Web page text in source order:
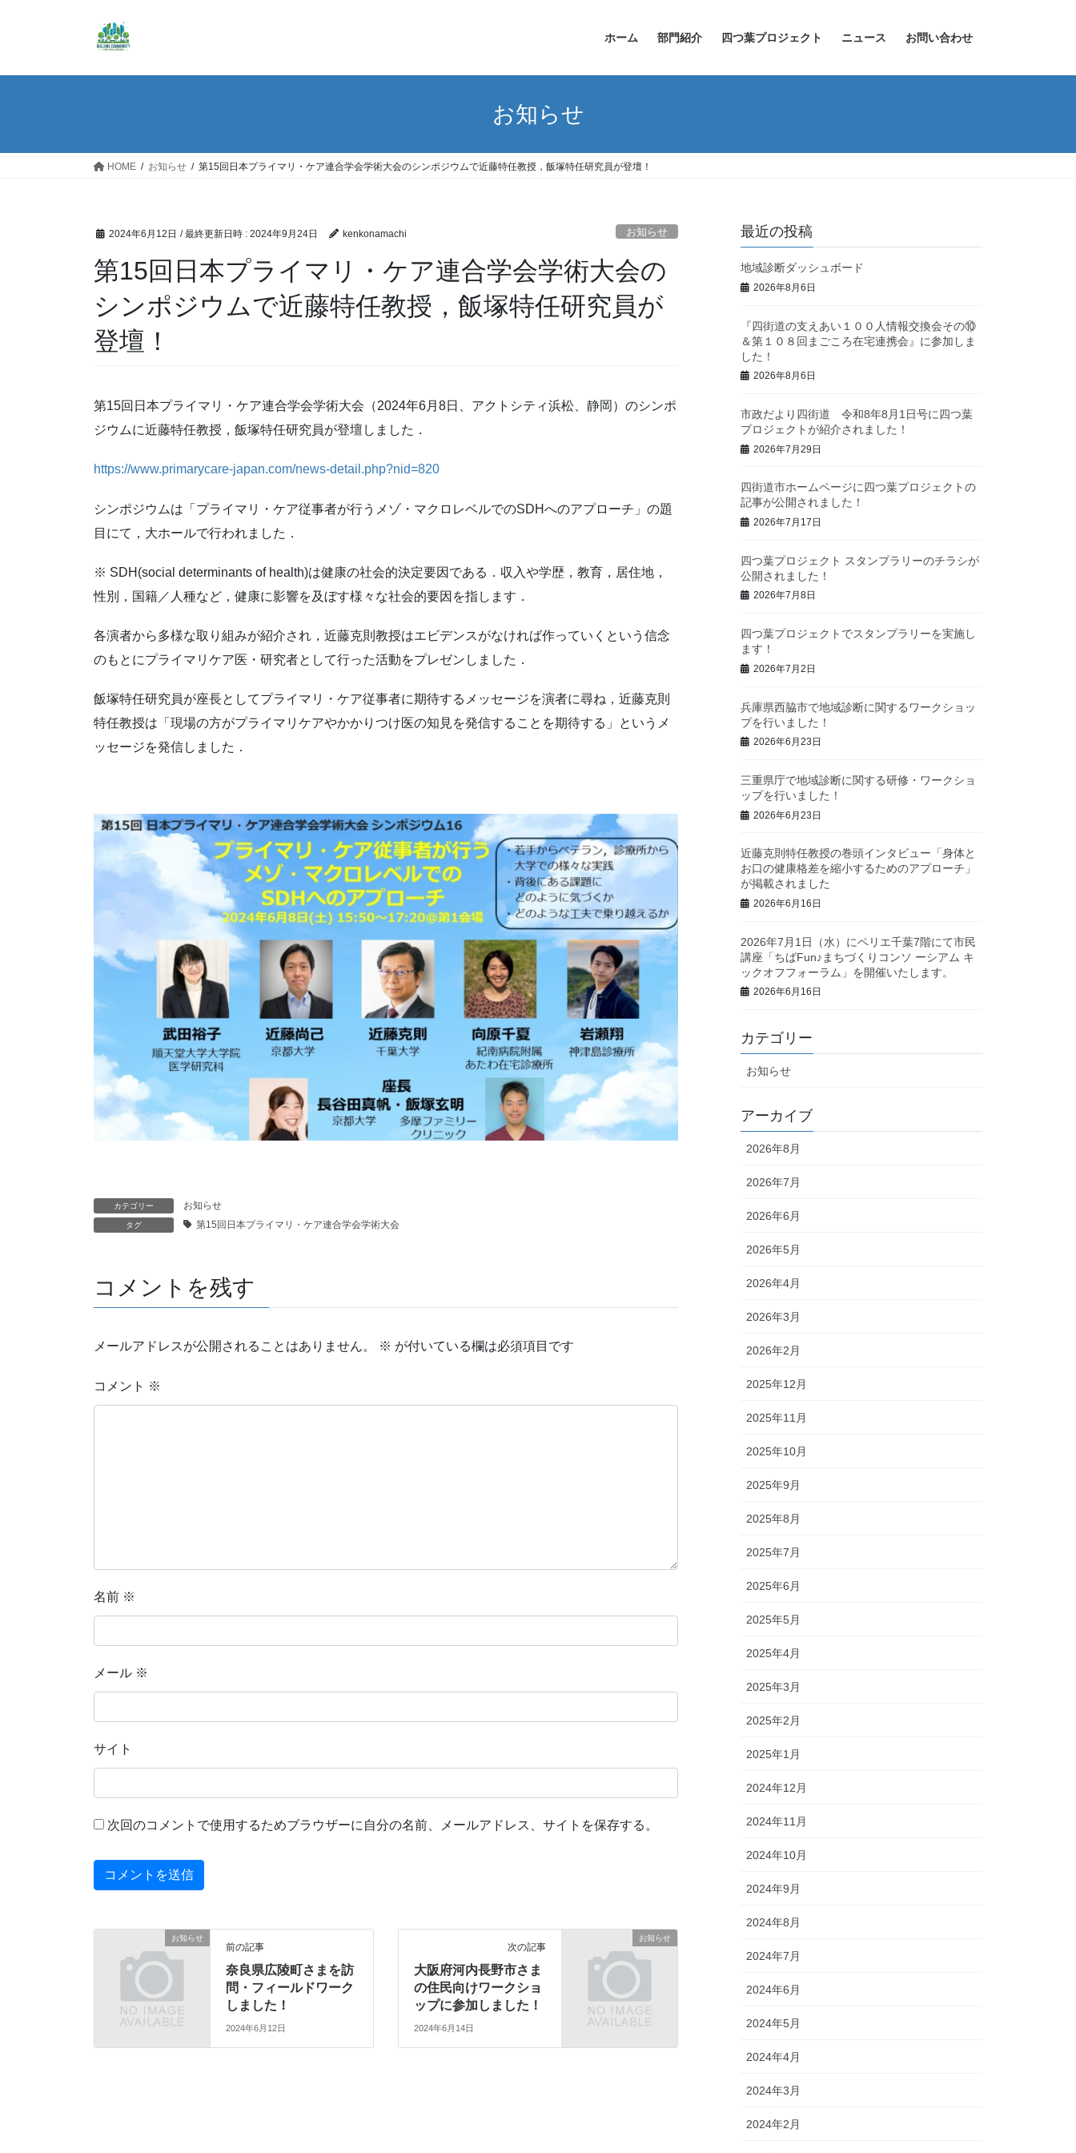
ホーム 部門紹介 四つ葉プロジェクト ニュース お問い合わせ
お知らせ
HOME お知らせ 第15回日本プライマリ・ケア連合学会学術大会のシンポジウムで近藤特任教授，飯塚特任研究員が登壇！
2024年6月12日 / 最終更新日時 : 2024年9月24日 kenkonamachi お知らせ
第15回日本プライマリ・ケア連合学会学術大会の
シンポジウムで近藤特任教授，飯塚特任研究員が
登壇！
第15回日本プライマリ・ケア連合学会学術大会（2024年6月8日、アクトシティ浜松、静岡）のシンポ
ジウムに近藤特任教授，飯塚特任研究員が登壇しました．
https://www.primarycare-japan.com/news-detail.php?nid=820
シンポジウムは「プライマリ・ケア従事者が行うメゾ・マクロレベルでのSDHへのアプローチ」の題
目にて，大ホールで行われました．
※ SDH(social determinants of health)は健康の社会的決定要因である．収入や学歴，教育，居住地，
性別，国籍／人種など，健康に影響を及ぼす様々な社会的要因を指します．
各演者から多様な取り組みが紹介され，近藤克則教授はエビデンスがなければ作っていくという信念
のもとにプライマリケア医・研究者として行った活動をプレゼンしました．
飯塚特任研究員が座長としてプライマリ・ケア従事者に期待するメッセージを演者に尋ね，近藤克則
特任教授は「現場の方がプライマリケアやかかりつけ医の知見を発信することを期待する」というメ
ッセージを発信しました．
カテゴリー お知らせ
タグ 第15回日本プライマリ・ケア連合学会学術大会
コメントを残す
メールアドレスが公開されることはありません。 ※ が付いている欄は必須項目です
コメント ※
名前 ※
メール ※
サイト
次回のコメントで使用するためブラウザーに自分の名前、メールアドレス、サイトを保存する。
お知らせ
前の記事
奈良県広陵町さまを訪
問・フィールドワーク
しました！
2024年6月12日
お知らせ
次の記事
大阪府河内長野市さま
の住民向けワークショ
ップに参加しました！
2024年6月14日
最近の投稿
地域診断ダッシュボード
2026年8月6日
『四街道の支えあい１００人情報交換会その⑩
＆第１０８回まごころ在宅連携会』に参加しま
した！
2026年8月6日
市政だより四街道 令和8年8月1日号に四つ葉
プロジェクトが紹介されました！
2026年7月29日
四街道市ホームページに四つ葉プロジェクトの
記事が公開されました！
2026年7月17日
四つ葉プロジェクト スタンプラリーのチラシが
公開されました！
2026年7月8日
四つ葉プロジェクトでスタンプラリーを実施し
ます！
2026年7月2日
兵庫県西脇市で地域診断に関するワークショッ
プを行いました！
2026年6月23日
三重県庁で地域診断に関する研修・ワークショ
ップを行いました！
2026年6月23日
近藤克則特任教授の巻頭インタビュー「身体と
お口の健康格差を縮小するためのアプローチ」
が掲載されました
2026年6月16日
2026年7月1日（水）にペリエ千葉7階にて市民
講座「ちばFun♪まちづくりコンソ ーシアム キ
ックオフフォーラム」を開催いたします。
2026年6月16日
カテゴリー
お知らせ
アーカイブ
2026年8月
2026年7月
2026年6月
2026年5月
2026年4月
2026年3月
2026年2月
2025年12月
2025年11月
2025年10月
2025年9月
2025年8月
2025年7月
2025年6月
2025年5月
2025年4月
2025年3月
2025年2月
2025年1月
2024年12月
2024年11月
2024年10月
2024年9月
2024年8月
2024年7月
2024年6月
2024年5月
2024年4月
2024年3月
2024年2月